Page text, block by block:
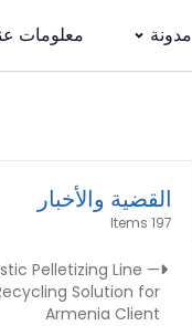
مدونة معلومات
القضية والأخبار
197 Items
Pelletizing Line —
Solution for
Armenia Client